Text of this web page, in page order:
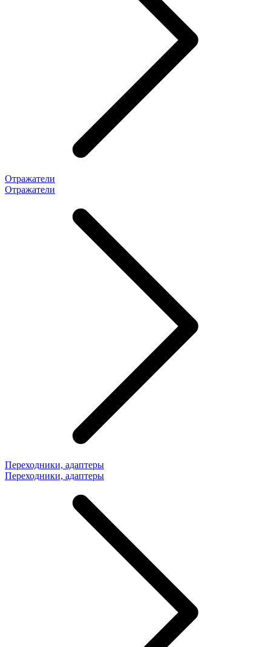
Отражатели
Отражатели
Переходники, адаптеры
Переходники, адаптеры